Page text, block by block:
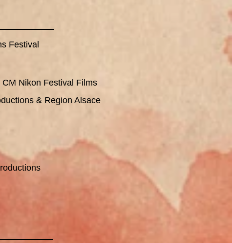
Festival
CM Nikon Festival Films
& Region Alsace